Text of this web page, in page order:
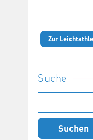
Zur
Suche
nach: